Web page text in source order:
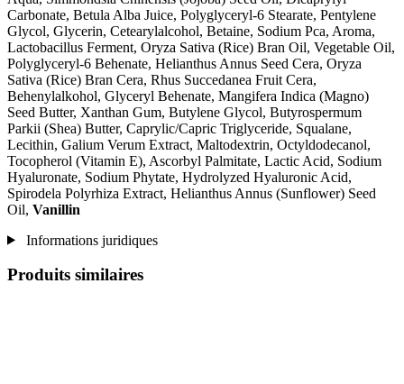
Carbonate, Betula Alba Juice, Polyglyceryl-6 Stearate, Pentylene
Glycol, Glycerin, Cetearylalcohol, Betaine, Sodium Pca, Aroma,
Lactobacillus Ferment, Oryza Sativa (Rice) Bran Oil, Vegetable Oil,
Polyglyceryl-6 Behenate, Helianthus Annus Seed Cera, Oryza
Sativa (Rice) Bran Cera, Rhus Succedanea Fruit Cera,
Behenylalkohol, Glyceryl Behenate, Mangifera Indica (Magno)
Seed Butter, Xanthan Gum, Butylene Glycol, Butyrospermum
Parkii (Shea) Butter, Caprylic/Capric Triglyceride, Squalane,
Lecithin, Galium Verum Extract, Maltodextrin, Octyldodecanol,
Tocopherol (Vitamin E), Ascorbyl Palmitate, Lactic Acid, Sodium
Hyaluronate, Sodium Phytate, Hydrolyzed Hyaluronic Acid,
Spirodela Polyrhiza Extract, Helianthus Annus (Sunflower) Seed
Oil, Vanillin
Informations juridiques
Produits similaires